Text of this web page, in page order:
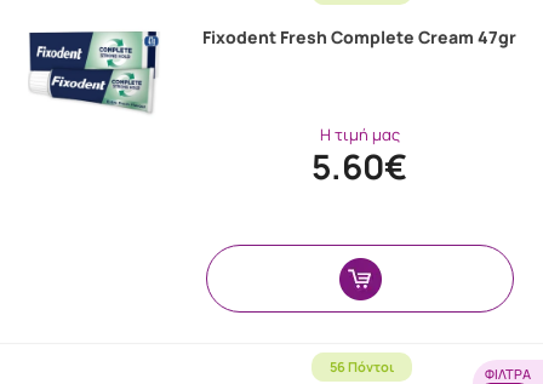
ΦΊΛΤΡΑ
Fixodent Fresh Complete Cream 47gr
Η τιμή μας
5.60€
56 Πόντοι